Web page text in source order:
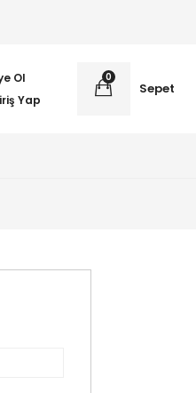
Ol
Yap
0
Sepet